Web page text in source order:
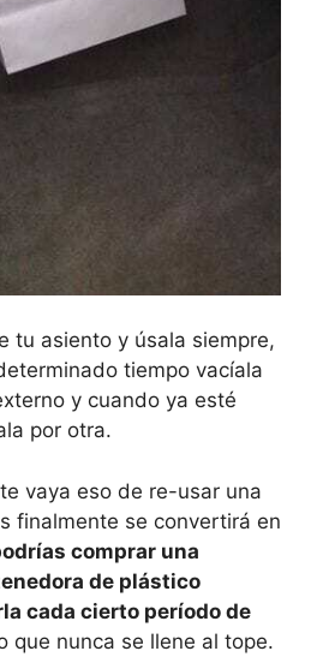
tu asiento y úsala siempre,
tiempo vacíala
y cuando ya esté
por otra.
vaya eso de re-usar una
finalmente se convertirá en
comprar una
de plástico
cada cierto período de
que nunca se llene al tope.